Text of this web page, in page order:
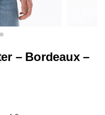
– Bordeaux –